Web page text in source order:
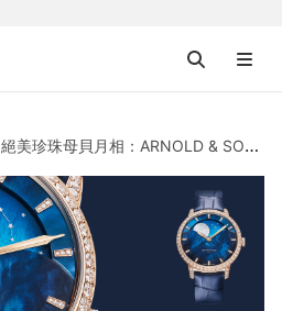
絕美珍珠母貝月相：ARNOLD & SON恆久月相38玫瑰金款